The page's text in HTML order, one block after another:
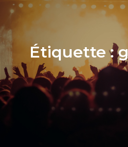
Étiquette :